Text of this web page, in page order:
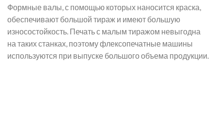
Формные валы, с помощью которых наносится краска,
обеспечивают большой тираж и имеют большую
износостойкость. Печать с малым тиражом невыгодна
на таких станках, поэтому флексопечатные машины
используются при выпуске большого объема продукции.